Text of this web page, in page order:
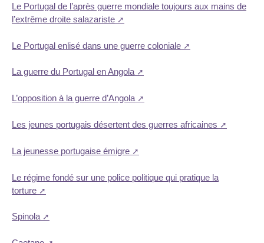
Le Portugal de l’après guerre mondiale toujours aux mains de
l’extrême droite salazariste
Le Portugal enlisé dans une guerre coloniale
La guerre du Portugal en Angola
L’opposition à la guerre d’Angola
Les jeunes portugais désertent des guerres africaines
La jeunesse portugaise émigre
Le régime fondé sur une police politique qui pratique la
torture
Spinola